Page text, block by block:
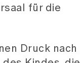
für die
Druck nach